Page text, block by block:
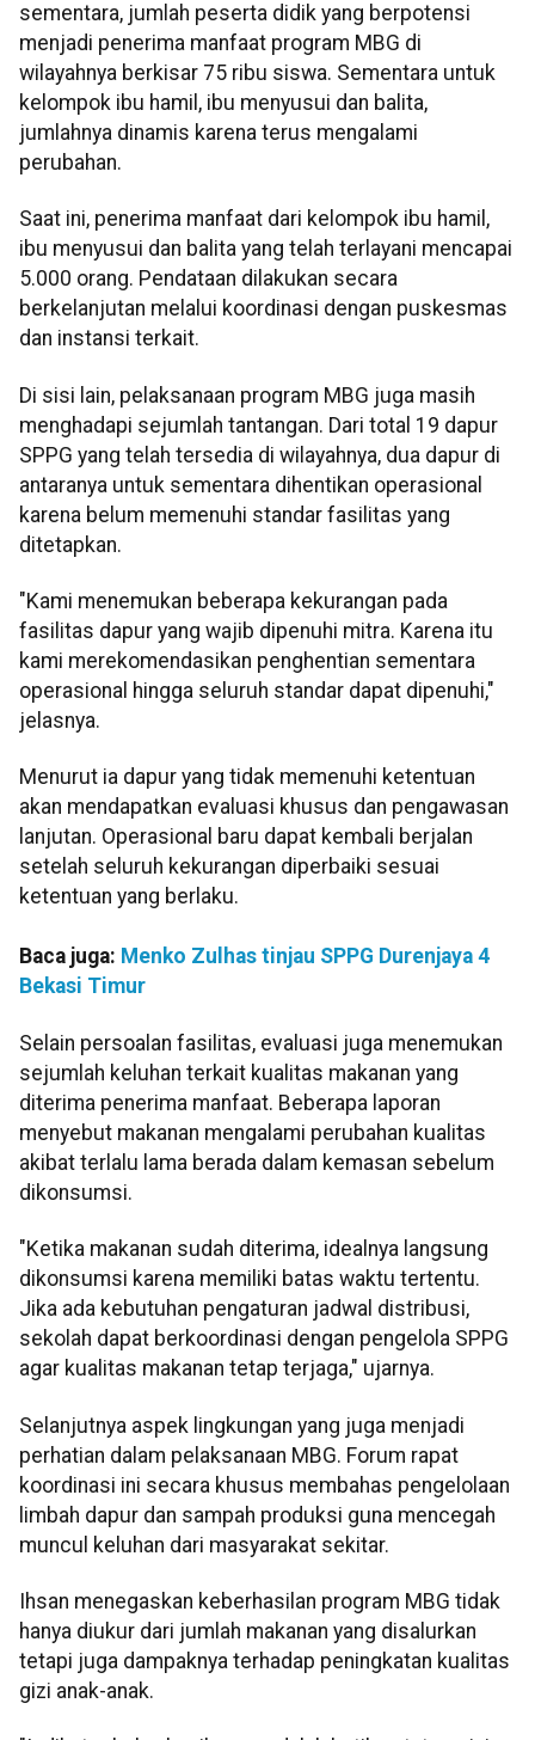
sementara, jumlah peserta didik yang berpotensi
menjadi penerima manfaat program MBG di
wilayahnya berkisar 75 ribu siswa. Sementara untuk
kelompok ibu hamil, ibu menyusui dan balita,
jumlahnya dinamis karena terus mengalami
perubahan.
Saat ini, penerima manfaat dari kelompok ibu hamil,
ibu menyusui dan balita yang telah terlayani mencapai
5.000 orang. Pendataan dilakukan secara
berkelanjutan melalui koordinasi dengan puskesmas
dan instansi terkait.
Di sisi lain, pelaksanaan program MBG juga masih
menghadapi sejumlah tantangan. Dari total 19 dapur
SPPG yang telah tersedia di wilayahnya, dua dapur di
antaranya untuk sementara dihentikan operasional
karena belum memenuhi standar fasilitas yang
ditetapkan.
"Kami menemukan beberapa kekurangan pada
fasilitas dapur yang wajib dipenuhi mitra. Karena itu
kami merekomendasikan penghentian sementara
operasional hingga seluruh standar dapat dipenuhi,"
jelasnya.
Menurut ia dapur yang tidak memenuhi ketentuan
akan mendapatkan evaluasi khusus dan pengawasan
lanjutan. Operasional baru dapat kembali berjalan
setelah seluruh kekurangan diperbaiki sesuai
ketentuan yang berlaku.
Baca juga: Menko Zulhas tinjau SPPG Durenjaya 4
Bekasi Timur
Selain persoalan fasilitas, evaluasi juga menemukan
sejumlah keluhan terkait kualitas makanan yang
diterima penerima manfaat. Beberapa laporan
menyebut makanan mengalami perubahan kualitas
akibat terlalu lama berada dalam kemasan sebelum
dikonsumsi.
"Ketika makanan sudah diterima, idealnya langsung
dikonsumsi karena memiliki batas waktu tertentu.
Jika ada kebutuhan pengaturan jadwal distribusi,
sekolah dapat berkoordinasi dengan pengelola SPPG
agar kualitas makanan tetap terjaga," ujarnya.
Selanjutnya aspek lingkungan yang juga menjadi
perhatian dalam pelaksanaan MBG. Forum rapat
koordinasi ini secara khusus membahas pengelolaan
limbah dapur dan sampah produksi guna mencegah
muncul keluhan dari masyarakat sekitar.
Ihsan menegaskan keberhasilan program MBG tidak
hanya diukur dari jumlah makanan yang disalurkan
tetapi juga dampaknya terhadap peningkatan kualitas
gizi anak-anak.